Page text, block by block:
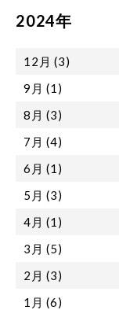
2024年
12月 (3)
9月 (1)
8月 (3)
7月 (4)
6月 (1)
5月 (3)
4月 (1)
3月 (5)
2月 (3)
1月 (6)